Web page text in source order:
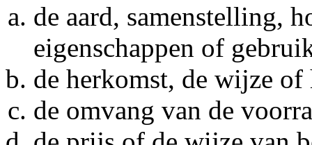
de aard, samenstelling,
eigenschappen of
de herkomst, de wijze
de omvang van de